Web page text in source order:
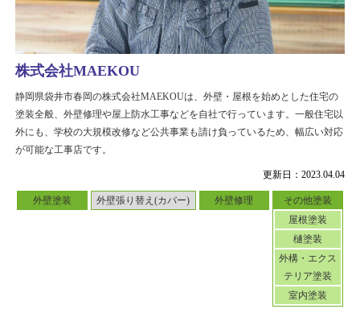
更新日：2023.04.04
外壁塗装 外壁張り替え(カバー) 外壁修理
その他塗装
屋根塗装
樋塗装
外構・エクス
テリア塗装
室内塗装
株式会社MAEKOU
静岡県袋井市春岡の株式会社MAEKOUは、外壁・屋根を始めとした住宅の
塗装全般、外壁修理や屋上防水工事などを自社で行っています。一般住宅以
外にも、学校の大規模改修など公共事業も請け負っているため、幅広い対応
が可能な工事店です。